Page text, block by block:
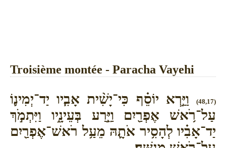
Troisième montée - Paracha Vayehi
(48,17)
וַיַּ֣רְא יוֹסֵ֗ף כִּי־יָשִׁ֨ית אָבִ֧יו יַד־יְמִינ֛וֹ
עַל־רֹ֥אשׁ אֶפְרַ֖יִם וַיֵּ֣רַע בְּעֵינָ֑יו וַיִּתְמֹ֣ךְ
יַד־אָבִ֗יו לְהָסִ֥יר אֹתָ֛הּ מֵעַ֥ל רֹאשׁ־אֶפְרַ֖יִם